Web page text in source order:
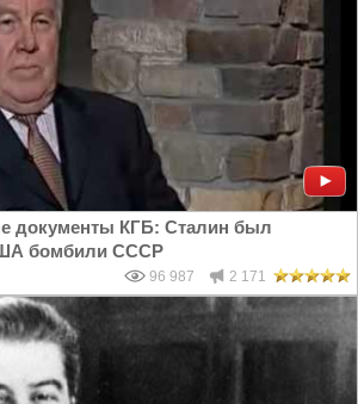
документы КГБ: Сталин был
бомбили СССР
96 987 2 171